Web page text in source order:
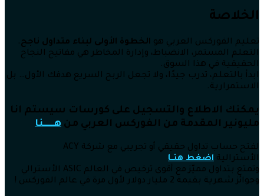
الخلاصة
تعليم الفوركس العربي هو الخطوة الأولى لبناء متداول ناجح.
التعلم المستمر، الانضباط، وإدارة المخاطر هي مفاتيح النجاح
الحقيقية في هذا السوق.
ابدأ بالتعلم، تدرب جيدًا، ولا تجعل الربح السريع هدفك الأول… بل
الاستمرارية.
يمكنك الاطلاع والتسجيل على كورسات سيستم انا
مليونير المقدمة من الفوركس العربي من هــــــنا
لفتح حساب تداول حقيقي أو تجريبي مع شركة ACY
الأسترالية اضغط هنــا
وتمتع بتداول مميّز مع أقوى ترخيص في العالم ASIC الأسترالي
وجوائز شهرية بقيمة 2 مليار دولار لأول مرة في عالم الفوركس !